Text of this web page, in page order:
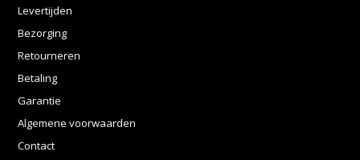
Levertijden
Bezorging
Retourneren
Betaling
Garantie
Algemene voorwaarden
Contact